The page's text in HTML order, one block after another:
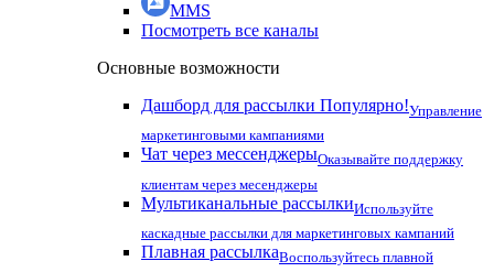
MMS
Посмотреть все каналы
Основные возможности
Дашборд для рассылки Популярно!Управление
маркетинговыми кампаниями
Чат через мессенджерыОказывайте поддержку
клиентам через месенджеры
Мультиканальные рассылкиИспользуйте
каскадные рассылки для маркетинговых кампаний
Плавная рассылкаВоспользуйтесь плавной